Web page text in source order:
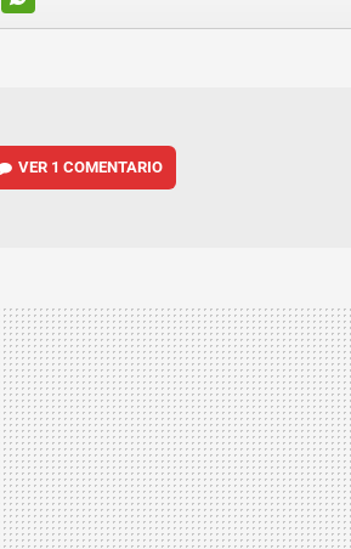
WHATSAPP
VER 1 COMENTARIO